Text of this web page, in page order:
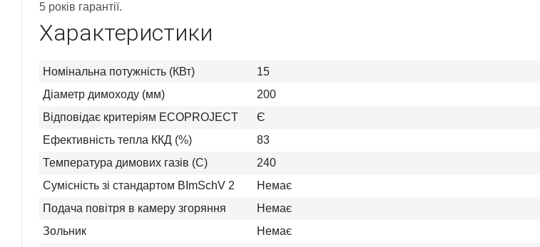
5 років гарантії.
Характеристики
Номінальна потужність (КВт)
15
Діаметр димоходу (мм)
200
Відповідає критеріям ECOPROJECT
Є
Ефективність тепла ККД (%)
83
Температура димових газів (C)
240
Сумісність зі стандартом BImSchV 2
Немає
Подача повітря в камеру згоряння
Немає
Зольник
Немає